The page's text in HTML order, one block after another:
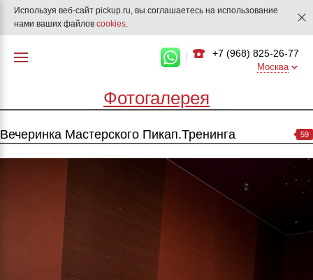
Используя веб-сайт pickup.ru, вы соглашаетесь на использование
нами ваших файлов cookies.
+7 (968) 825-26-77
Москва
Фотогалерея
Вечеринка Мастерского Пикап.Тренинга 59